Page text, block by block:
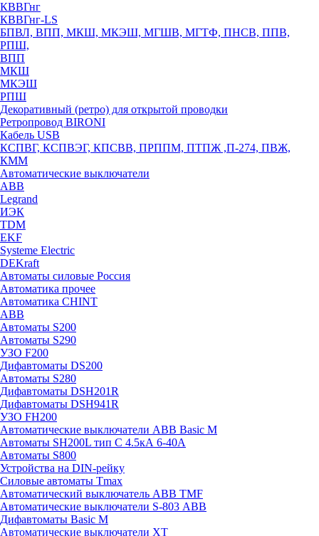
КВВГнг
КВВГнг-LS
БПВЛ, ВПП, МКШ, МКЭШ, МГШВ, МГТФ, ПНСВ, ППВ,
РПШ,
ВПП
МКШ
МКЭШ
РПШ
Декоративный (ретро) для открытой проводки
Ретропровод BIRONI
Кабель USB
КСПВГ, КСПВЭГ, КПСВВ, ПРППМ, ПТПЖ ,П-274, ПВЖ,
КММ
Автоматические выключатели
ABB
Legrand
ИЭК
TDM
EKF
Systeme Electric
DEKraft
Автоматы силовые Россия
Автоматика прочее
Автоматика CHINT
ABB
Автоматы S200
Автоматы S290
УЗО F200
Дифавтоматы DS200
Автоматы S280
Дифавтоматы DSH201R
Дифавтоматы DSH941R
УЗО FH200
Автоматические выключатели ABB Basic M
Автоматы SH200L тип С 4.5кА 6-40А
Автоматы S800
Устройства на DIN-рейку
Силовые автоматы Tmax
Автоматический выключатель ABB TMF
Автоматические выключатели S-803 АВВ
Дифавтоматы Basic M
Автоматические выключатели XT